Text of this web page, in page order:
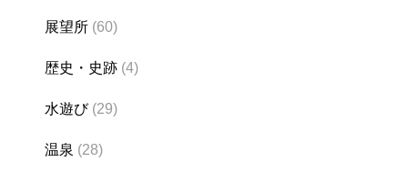
展望所 (60)
歴史・史跡 (4)
水遊び(29)
温泉 (28)